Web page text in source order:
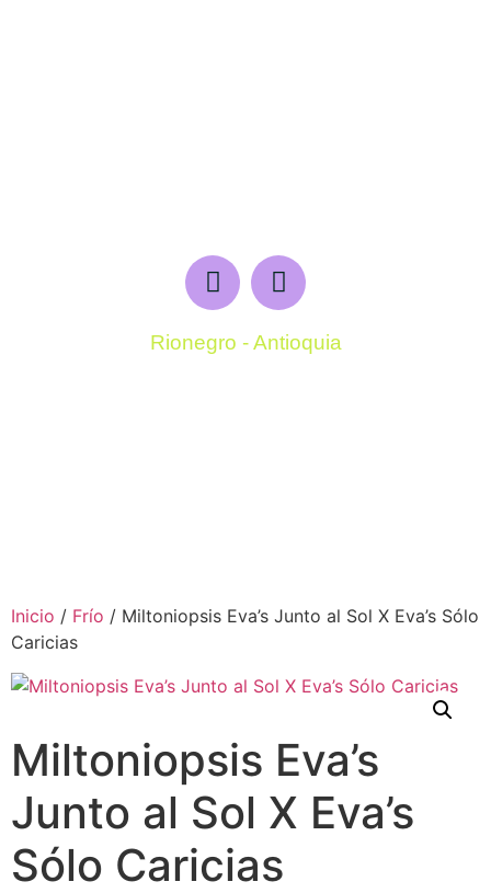
Rionegro - Antioquia
Inicio / Frío / Miltoniopsis Eva’s Junto al Sol X Eva’s Sólo
Caricias
Miltoniopsis Eva’s
Junto al Sol X Eva’s
Sólo Caricias